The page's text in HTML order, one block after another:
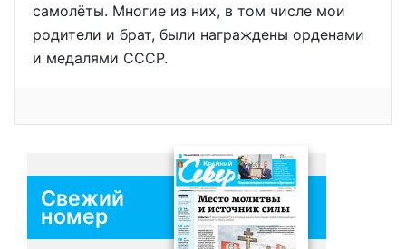
самолёты. Многие из них, в том числе мои
родители и брат, были награждены орденами
и медалями СССР.
Свежий
номер